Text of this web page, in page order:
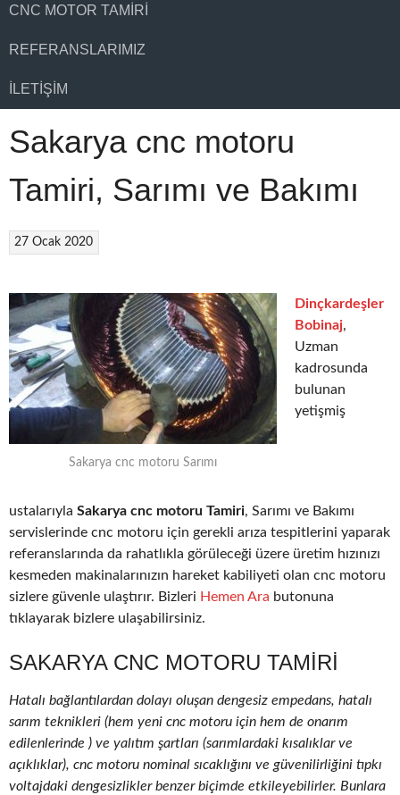
CNC MOTOR TAMIRI
REFERANSLARIMIZ
İLETIŞIM
Sakarya cnc motoru
Tamiri, Sarımı ve Bakımı
27 Ocak 2020
Sakarya cnc motoru Sarımı
Dinçkardeşler
Bobinaj,
Uzman
kadrosunda
bulunan
yetişmiş
ustalarıyla Sakarya cnc motoru Tamiri, Sarımı ve Bakımı
servislerinde cnc motoru için gerekli arıza tespitlerini yaparak
referanslarında da rahatlıkla görüleceği üzere üretim hızınızı
kesmeden makinalarınızın hareket kabiliyeti olan cnc motoru
sizlere güvenle ulaştırır. Bizleri Hemen Ara butonuna
tıklayarak bizlere ulaşabilirsiniz.
SAKARYA CNC MOTORU TAMIRI
Hatalı bağlantılardan dolayı oluşan dengesiz empedans, hatalı
sarım teknikleri (hem yeni cnc motoru için hem de onarım
edilenlerinde ) ve yalıtım şartları (sarımlardaki kısalıklar ve
açıklıklar), cnc motoru nominal sıcaklığını ve güvenilirliğini tıpkı
voltajdaki dengesizlikler benzer biçimde etkileyebilirler. Bunlara